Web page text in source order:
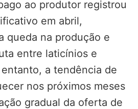
ao produtor registrou
em abril,
queda na produção e
entre laticínios e
a tendência de
nos próximos meses
gradual da oferta de